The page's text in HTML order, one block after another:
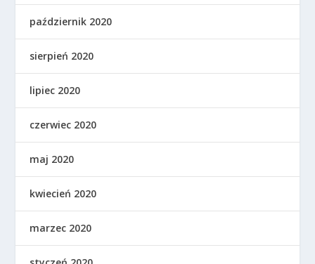
październik 2020
sierpień 2020
lipiec 2020
czerwiec 2020
maj 2020
kwiecień 2020
marzec 2020